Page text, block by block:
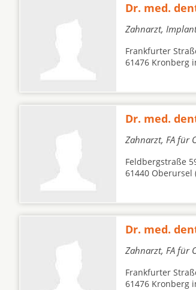
Dr. med.
Zahnarzt,
Frankfurter
61476 Kronberg
Dr. med.
Zahnarzt, FA für
Feldbergstraße
61440 Oberursel
Dr. med.
Zahnarzt, FA für
Frankfurter
61476 Kronberg